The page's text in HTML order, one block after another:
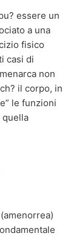
essere un
a una
fisico
casi di
non
il corpo, in
le funzioni
quella